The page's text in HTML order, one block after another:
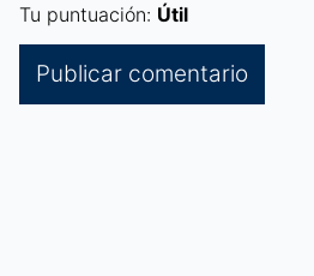
Tu puntuación: Útil